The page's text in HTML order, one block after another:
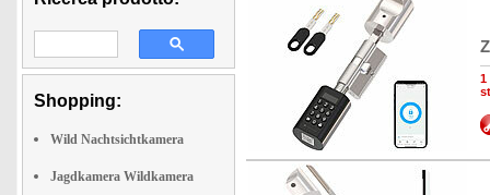
Shopping:
Wild Nachtsichtkamera
Jagdkamera Wildkamera
1